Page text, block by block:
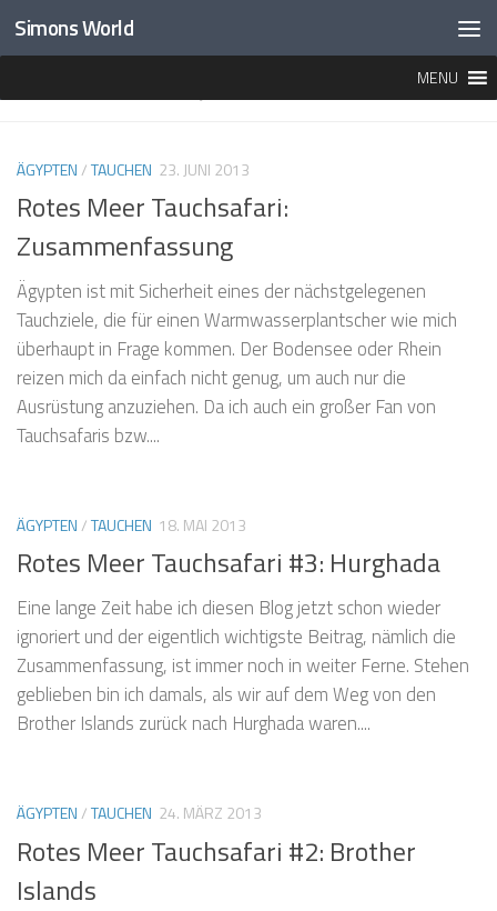
Unter dem Inhalt
Simons World
MENU
ÄGYPTEN/TAUCHEN 23. JUNI 2013
Rotes Meer Tauchsafari:
Zusammenfassung
Ägypten ist mit Sicherheit eines der nächstgelegenen
Tauchziele, die für einen Warmwasserplantscher wie mich
überhaupt in Frage kommen. Der Bodensee oder Rhein
reizen mich da einfach nicht genug, um auch nur die
Ausrüstung anzuziehen. Da ich auch ein großer Fan von
Tauchsafaris bzw....
ÄGYPTEN/TAUCHEN 18. MAI 2013
Rotes Meer Tauchsafari #3: Hurghada
Eine lange Zeit habe ich diesen Blog jetzt schon wieder
ignoriert und der eigentlich wichtigste Beitrag, nämlich die
Zusammenfassung, ist immer noch in weiter Ferne. Stehen
geblieben bin ich damals, als wir auf dem Weg von den
Brother Islands zurück nach Hurghada waren....
ÄGYPTEN/TAUCHEN 24. MÄRZ 2013
Rotes Meer Tauchsafari #2: Brother
Islands